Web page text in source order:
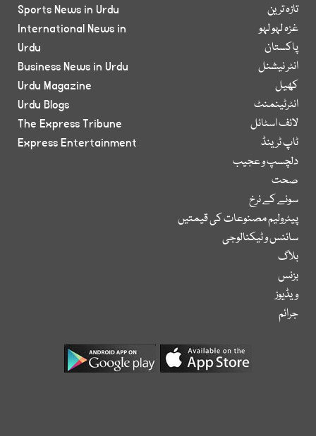
تازہ ترین
غزہ لہو لہو
پاکستان
انٹر نیشنل
کھیل
انٹرٹینمنٹ
لائف اسٹائل
ٹاپ ٹرینڈ
دلچسپ و عجیب
صحت
سونے کے نرخ
پیٹرولیم مصنوعات کی قیمتیں
سائنس و ٹیکنالوجی
بلاگ
بزنس
ویڈیوز
جرائم
Sports News in Urdu
International News in
Urdu
Business News in Urdu
Urdu Magazine
Urdu Blogs
The Express Tribune
Express Entertainment